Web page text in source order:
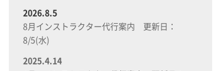
2026.8.5
8月インストラクター代行案内 更新日：
8/5(水)
2025.4.14